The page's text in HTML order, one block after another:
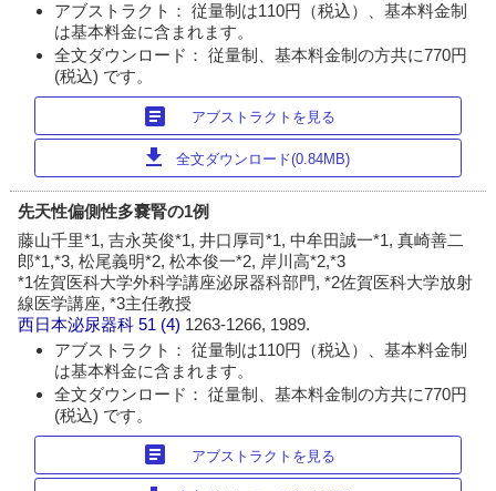
アブストラクト： 従量制は110円（税込）、基本料金制
は基本料金に含まれます。
全文ダウンロード： 従量制、基本料金制の方共に770円
(税込) です。
article アブストラクトを見る
download 全文ダウンロード(0.84MB)
先天性偏側性多嚢腎の1例
藤山千里*1, 吉永英俊*1, 井口厚司*1, 中牟田誠一*1, 真崎善二
郎*1,*3, 松尾義明*2, 松本俊一*2, 岸川高*2,*3
*1佐賀医科大学外科学講座泌尿器科部門, *2佐賀医科大学放射
線医学講座, *3主任教授
西日本泌尿器科 51 (4) 1263-1266, 1989.
アブストラクト： 従量制は110円（税込）、基本料金制
は基本料金に含まれます。
全文ダウンロード： 従量制、基本料金制の方共に770円
(税込) です。
article アブストラクトを見る